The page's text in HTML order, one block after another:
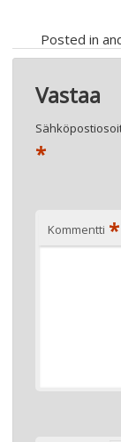
Posted in
selausVastaa
*
Kommentti *